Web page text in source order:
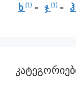
ხ (1) ჯ (1) ჰ